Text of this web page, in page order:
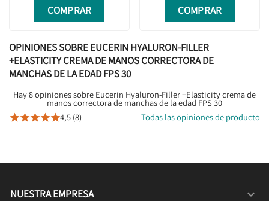
COMPRAR COMPRAR
OPINIONES SOBRE EUCERIN HYALURON-FILLER
+ELASTICITY CREMA DE MANOS CORRECTORA DE
MANCHAS DE LA EDAD FPS 30
Hay 8 opiniones sobre Eucerin Hyaluron-Filler +Elasticity crema de
manos correctora de manchas de la edad FPS 30
4,5 (8) Todas las opiniones de producto
NUESTRA EMPRESA 